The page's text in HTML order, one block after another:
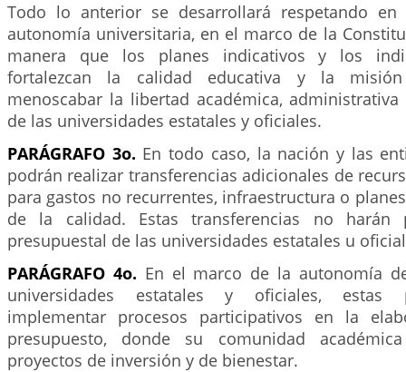
Todo lo anterior se desarrollará respetando
autonomía universitaria, en el marco de la
manera que los planes indicativos y los
fortalezcan la calidad educativa y la
menoscabar la libertad académica,
de las universidades estatales y oficiales.
PARÁGRAFO 3o. En todo caso, la nación y las
podrán realizar transferencias adicionales de
para gastos no recurrentes, infraestructura o
de la calidad. Estas transferencias no
presupuestal de las universidades estatales u
PARÁGRAFO 4o. En el marco de la autonomía
universidades estatales y oficiales, estas
implementar procesos participativos en la
presupuesto, donde su comunidad
proyectos de inversión y de bienestar.